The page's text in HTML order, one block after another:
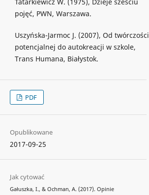
pojęć, PWN, Warszawa.
Uszyńska-Jarmoc J. (2007), Od twórczości
potencjalnej do autokreacji w szkole,
Trans Humana, Białystok.
PDF
Opublikowane
2017-09-25
Jak cytować
Gałuszka, I., & Ochman, A. (2017). Opinie